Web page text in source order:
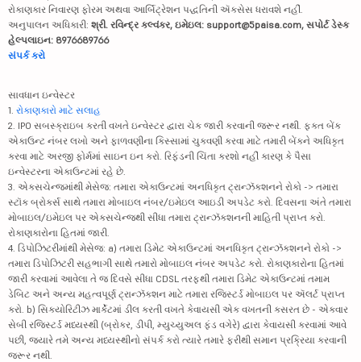
રોકાણકાર નિવારણ ફોરમ અથવા આર્બિટ્રેશન પદ્ધતિની ઍક્સેસ ધરાવશે નહીં.
અનુપાલન અધિકારી: શ્રી. રવિન્દ્ર કલ્વંકર, ઇમેઇલ: support@5paisa.com, સપોર્ટ ડેસ્ક
હેલ્પલાઇન: 8976689766
સંપર્ક કરો
સાવધાન ઇન્વેસ્ટર
1. રોકાણકારો માટે સલાહ
2. IPO સબસ્ક્રાઇબ કરતી વખતે ઇન્વેસ્ટર દ્વારા ચેક જારી કરવાની જરૂર નથી. ફક્ત બેંક
એકાઉન્ટ નંબર લખો અને ફાળવણીના કિસ્સામાં ચુકવણી કરવા માટે તમારી બેંકને અધિકૃત
કરવા માટે અરજી ફોર્મમાં સાઇન ઇન કરો. રિફંડની ચિંતા કરશો નહીં કારણ કે પૈસા
ઇન્વેસ્ટરના એકાઉન્ટમાં રહે છે.
3. એક્સચેન્જમાંથી મેસેજ: તમારા એકાઉન્ટમાં અનધિકૃત ટ્રાન્ઝૅક્શનને રોકો -> તમારા
સ્ટૉક બ્રોકર્સ સાથે તમારા મોબાઇલ નંબર/ઇમેઇલ આઇડી અપડેટ કરો. દિવસના અંતે તમારા
મોબાઇલ/ઇમેઇલ પર એક્સચેન્જથી સીધા તમારા ટ્રાન્ઝૅક્શનની માહિતી પ્રાપ્ત કરો.
રોકાણકારોના હિતમાં જારી.
4. ડિપોઝિટરીમાંથી મેસેજ: a) તમારા ડિમેટ એકાઉન્ટમાં અનધિકૃત ટ્રાન્ઝૅક્શનને રોકો ->
તમારા ડિપોઝિટરી સહભાગી સાથે તમારો મોબાઇલ નંબર અપડેટ કરો. રોકાણકારોના હિતમાં
જારી કરવામાં આવેલા તે જ દિવસે સીધા CDSL તરફથી તમારા ડિમેટ એકાઉન્ટમાં તમામ
ડેબિટ અને અન્ય મહત્વપૂર્ણ ટ્રાન્ઝૅક્શન માટે તમારા રજિસ્ટર્ડ મોબાઇલ પર ઍલર્ટ પ્રાપ્ત
કરો. b) સિક્યોરિટીઝ માર્કેટમાં ડીલ કરતી વખતે કેવાયસી એક વખતની કસરત છે - એકવાર
સેબી રજિસ્ટર્ડ મધ્યસ્થી (બ્રોકર, ડીપી, મ્યુચ્યુઅલ ફંડ વગેરે) દ્વારા કેવાયસી કરવામાં આવે
પછી, જ્યારે તમે અન્ય મધ્યસ્થીનો સંપર્ક કરો ત્યારે તમારે ફરીથી સમાન પ્રક્રિયા કરવાની
જરૂર નથી.